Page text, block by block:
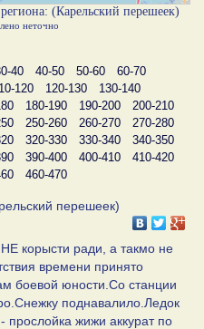
(Карельский перешеек)
неточно
40 40-50 50-60
60-70
120 120-130
130-140
180-190 190-200
200-210
250-260 260-270
270-280
320-330 330-340
340-350
390-400 400-410
410-420
460-470
перешеек)
корысти ради, а такмо не
времени принято
боевой юности.Со станции
поднавалило.Ледок
жижи аккурат по